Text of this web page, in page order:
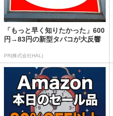
「もっと早く知りたかった」600
円→83円の新型タバコが大反響
PR(株式会社HAL)